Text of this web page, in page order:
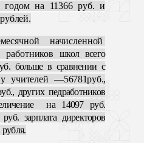
на 11366 руб. и
начисленной
школ всего
больше в сравнении с
учителей —56781руб.,
других педработников
на 14097 руб.
зарплата директоров